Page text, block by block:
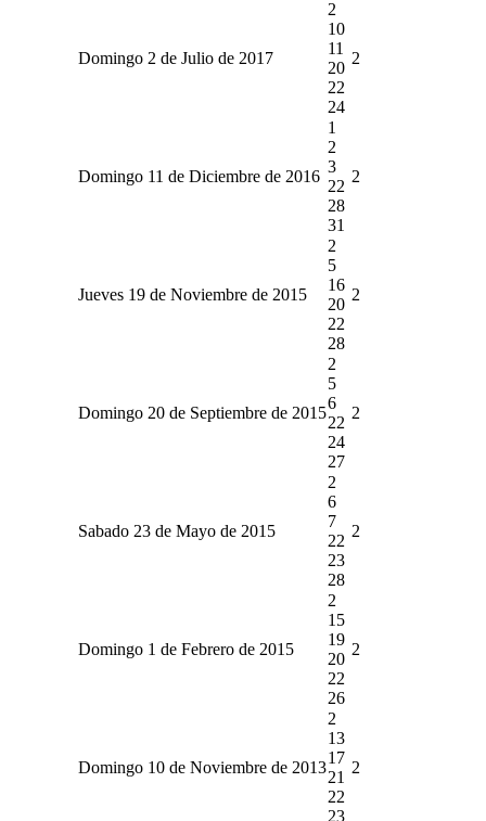
Domingo 2 de Julio de 2017
2
10
11
20
22
24
2
Domingo 11 de Diciembre de 2016
1
2
3
22
28
31
2
Jueves 19 de Noviembre de 2015
2
5
16
20
22
28
2
Domingo 20 de Septiembre de 2015
2
5
6
22
24
27
2
Sabado 23 de Mayo de 2015
2
6
7
22
23
28
2
Domingo 1 de Febrero de 2015
2
15
19
20
22
26
2
Domingo 10 de Noviembre de 2013
2
13
17
21
22
23
2